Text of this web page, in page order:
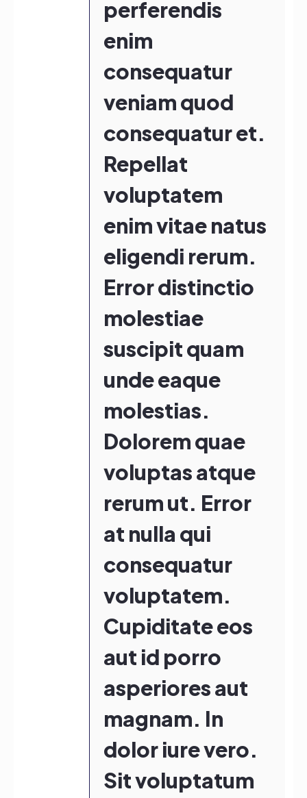
perferendis
enim
consequatur
veniam quod
consequatur et.
Repellat
voluptatem
enim vitae natus
eligendi rerum.
Error distinctio
molestiae
suscipit quam
unde eaque
molestias.
Dolorem quae
voluptas atque
rerum ut. Error
at nulla qui
consequatur
voluptatem.
Cupiditate eos
aut id porro
asperiores aut
magnam. In
dolor iure vero.
Sit voluptatum